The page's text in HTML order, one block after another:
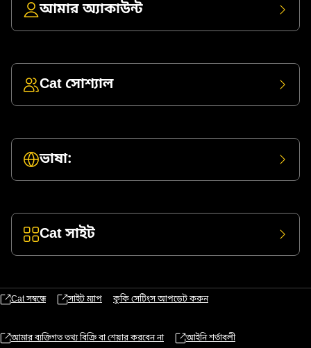
আমার অ্যাকাউন্ট
Cat সোশ্যাল
ভাষা:
Cat সাইট
Cat সম্বন্ধে সাইট ম্যাপ কুকি সেটিংস আপডেট করুন
আমার ব্যক্তিগত তথ্য বিক্রি বা শেয়ার করবেন না আইনি শর্তাবলী